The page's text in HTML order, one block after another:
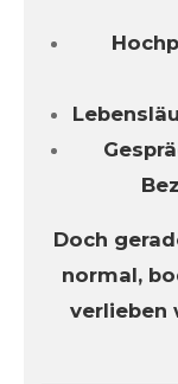
Doch
normal,
verlieben